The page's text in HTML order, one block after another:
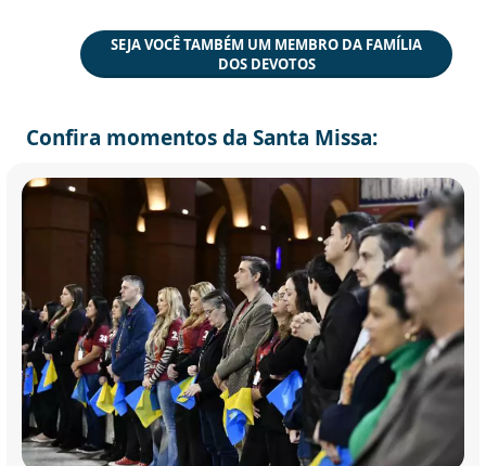
SEJA VOCÊ TAMBÉM UM MEMBRO DA FAMÍLIA
DOS DEVOTOS
Confira momentos da Santa Missa: